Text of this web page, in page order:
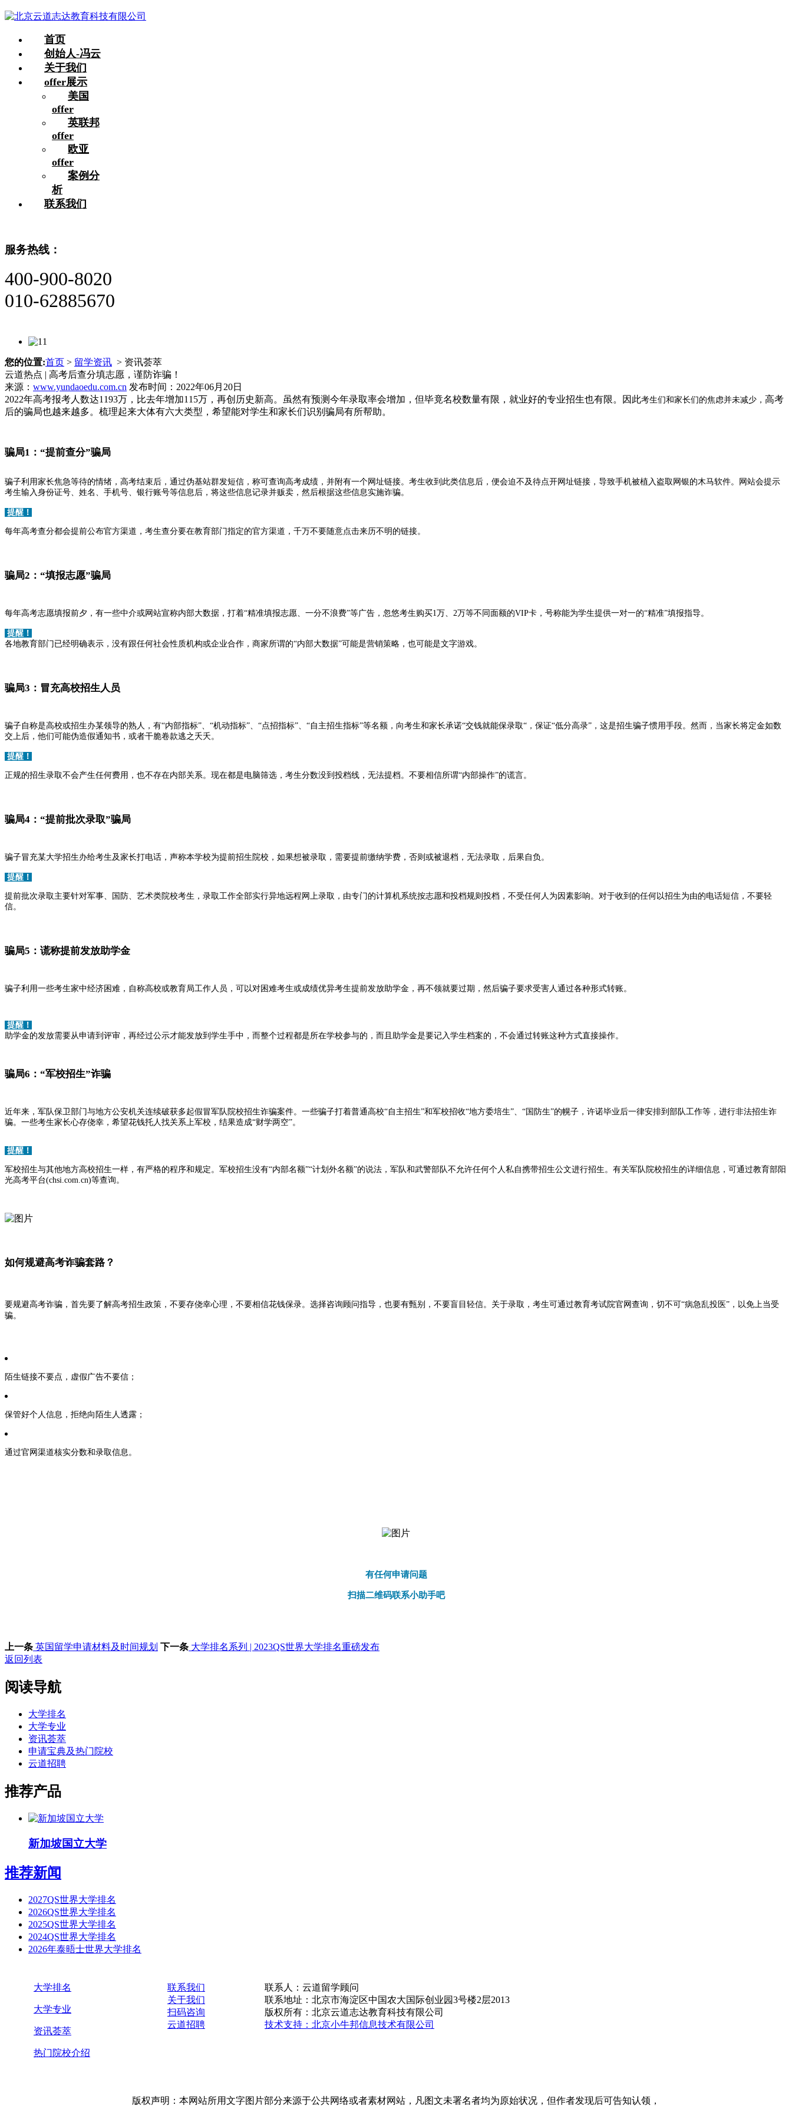
首页
创始人-冯云
关于我们
offer展示
美国
offer
英联邦
offer
欧亚
offer
案例分
析
联系我们
服务热线：
400-900-8020
010-62885670
您的位置:首页 > 留学资讯 > 资讯荟萃
云道热点 | 高考后查分填志愿，谨防诈骗！
来源： www.yundaoedu.com.cn 发布时间：2022年06月20日
2022年高考报考人数达1193万，比去年增加115万，再创历史新高。虽然有预测今年录取率会增加，但毕竟名校数量有限，就业好的专业招生也有限。因此考生们和家长们的焦虑并未减少， 高考
后的骗局也越来越多。梳理起来大体有六大类型，希望能对学生和家长们识别骗局有所帮助。
骗局1：“提前查分”骗局
骗子利用家长焦急等待的情绪，高考结束后，通过伪基站群发短信，称可查询高考成绩，并附有一个网址链接。考生收到此类信息后，便会迫不及待点开网址链接，导致手机被植入盗取网银的木马软件。网站会提示
考生输入身份证号、姓名、手机号、银行账号等信息后，将这些信息记录并贩卖，然后根据这些信息实施诈骗。
提醒！
每年高考查分都会提前公布官方渠道，考生查分要在教育部门指定的官方渠道，千万不要随意点击来历不明的链接。
骗局2：“填报志愿”骗局
每年高考志愿填报前夕，有一些中介或网站宣称内部大数据，打着“精准填报志愿、一分不浪费”等广告，忽悠考生购买1万、2万等不同面额的VIP卡，号称能为学生提供一对一的“精准”填报指导。
提醒！
各地教育部门已经明确表示，没有跟任何社会性质机构或企业合作，商家所谓的“内部大数据”可能是营销策略，也可能是文字游戏。
骗局3：冒充高校招生人员
骗子自称是高校或招生办某领导的熟人，有“内部指标”、“机动指标”、“点招指标”、“自主招生指标”等名额，向考生和家长承诺“交钱就能保录取“，保证“低分高录”，这是招生骗子惯用手段。然而，当家长将定金如数
交上后，他们可能伪造假通知书，或者干脆卷款逃之夭夭。
提醒！
正规的招生录取不会产生任何费用，也不存在内部关系。现在都是电脑筛选，考生分数没到投档线，无法提档。不要相信所谓“内部操作”的谎言。
骗局4：“提前批次录取”骗局
骗子冒充某大学招生办给考生及家长打电话，声称本学校为提前招生院校，如果想被录取，需要提前缴纳学费，否则或被退档，无法录取，后果自负。
提醒！
提前批次录取主要针对军事、国防、艺术类院校考生，录取工作全部实行异地远程网上录取，由专门的计算机系统按志愿和投档规则投档，不受任何人为因素影响。对于收到的任何以招生为由的电话短信，不要轻
信。
骗局5：谎称提前发放助学金
骗子利用一些考生家中经济困难，自称高校或教育局工作人员，可以对困难考生或成绩优异考生提前发放助学金，再不领就要过期，然后骗子要求受害人通过各种形式转账。
提醒！
助学金的发放需要从申请到评审，再经过公示才能发放到学生手中，而整个过程都是所在学校参与的，而且助学金是要记入学生档案的，不会通过转账这种方式直接操作。
骗局6：“军校招生”诈骗
近年来，军队保卫部门与地方公安机关连续破获多起假冒军队院校招生诈骗案件。一些骗子打着普通高校“自主招生”和军校招收“地方委培生”、“国防生”的幌子，许诺毕业后一律安排到部队工作等，进行非法招生诈
骗。一些考生家长心存侥幸，希望花钱托人找关系上军校，结果造成“财学两空”。
提醒！
军校招生与其他地方高校招生一样，有严格的程序和规定。军校招生没有“内部名额”“计划外名额”的说法，军队和武警部队不允许任何个人私自携带招生公文进行招生。有关军队院校招生的详细信息，可通过教育部阳
光高考平台(chsi.com.cn)等查询。
如何规避高考诈骗套路？
要规避高考诈骗，首先要了解高考招生政策，不要存侥幸心理，不要相信花钱保录。选择咨询顾问指导，也要有甄别，不要盲目轻信。关于录取，考生可通过教育考试院官网查询，切不可“病急乱投医”，以免上当受
骗。
陌生链接不要点，虚假广告不要信；
保管好个人信息，拒绝向陌生人透露；
通过官网渠道核实分数和录取信息。
有任何申请问题
扫描二维码联系小助手吧
上一条 英国留学申请材料及时间规划 下一条 大学排名系列 | 2023QS世界大学排名重磅发布
返回列表
阅读导航
大学排名
大学专业
资讯荟萃
申请宝典及热门院校
云道招聘
推荐产品
新加坡国立大学
推荐新闻
2027QS世界大学排名
2026QS世界大学排名
2025QS世界大学排名
2024QS世界大学排名
2026年泰晤士世界大学排名
大学排名
大学专业
资讯荟萃
热门院校介绍
联系我们
关于我们
扫码咨询
云道招聘
联系人：云道留学顾问
联系地址：北京市海淀区中国农大国际创业园3号楼2层2013
版权所有：北京云道志达教育科技有限公司
技术支持：北京小牛邦信息技术有限公司
版权声明：本网站所用文字图片部分来源于公共网络或者素材网站，凡图文未署名者均为原始状况，但作者发现后可告知认领，